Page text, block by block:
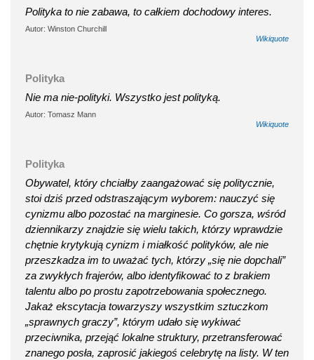
Polityka to nie zabawa, to całkiem dochodowy interes.
Autor: Winston Churchill
Wikiquote
Polityka
Nie ma nie-polityki. Wszystko jest polityką.
Autor: Tomasz Mann
Wikiquote
Polityka
Obywatel, który chciałby zaangażować się politycznie,
stoi dziś przed odstraszającym wyborem: nauczyć się
cynizmu albo pozostać na marginesie. Co gorsza, wśród
dziennikarzy znajdzie się wielu takich, którzy wprawdzie
chętnie krytykują cynizm i miałkość polityków, ale nie
przeszkadza im to uważać tych, którzy „się nie dopchali”
za zwykłych frajerów, albo identyfikować to z brakiem
talentu albo po prostu zapotrzebowania społecznego.
Jakaż ekscytacja towarzyszy wszystkim sztuczkom
„sprawnych graczy”, którym udało się wykiwać
przeciwnika, przejąć lokalne struktury, przetransferować
znanego posła, zaprosić jakiegoś celebrytę na listy. W ten